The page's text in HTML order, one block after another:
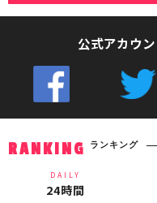
公式アカウ
RANKING ランキング
DAILY
24時間